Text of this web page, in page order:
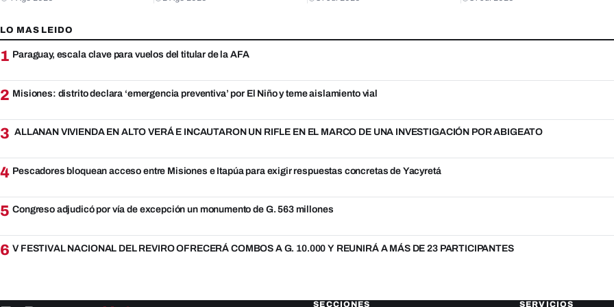
LO MAS LEIDO
1 Paraguay, escala clave para vuelos del titular de la AFA
2 Misiones: distrito declara ‘emergencia preventiva’ por El Niño y teme aislamiento vial
3 ALLANAN VIVIENDA EN ALTO VERÁ E INCAUTARON UN RIFLE EN EL MARCO DE UNA INVESTIGACIÓN POR ABIGEATO
4 Pescadores bloquean acceso entre Misiones e Itapúa para exigir respuestas concretas de Yacyretá
5 Congreso adjudicó por vía de excepción un monumento de G. 563 millones
6 V FESTIVAL NACIONAL DEL REVIRO OFRECERÁ COMBOS A G. 10.000 Y REUNIRÁ A MÁS DE 23 PARTICIPANTES
SECCIONES SERVICIOS